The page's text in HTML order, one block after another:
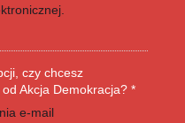
czy chcesz
Akcja Demokracja? *
e-mail